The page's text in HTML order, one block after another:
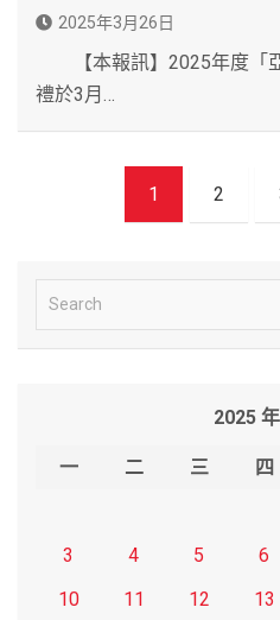
2025年3月26日
【本報訊】2025年度「
禮於3月…
1 2
e
2025
一 二 三 四
3
4 5 6
10
11 12 13